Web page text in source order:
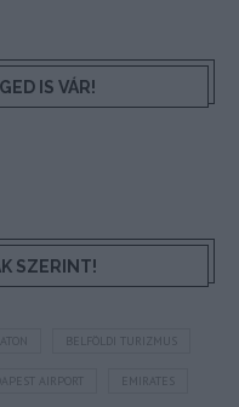
IS VÁR!
SZERINT!
BELFÖLDI TURIZMUS
AIRPORT EMIRATES